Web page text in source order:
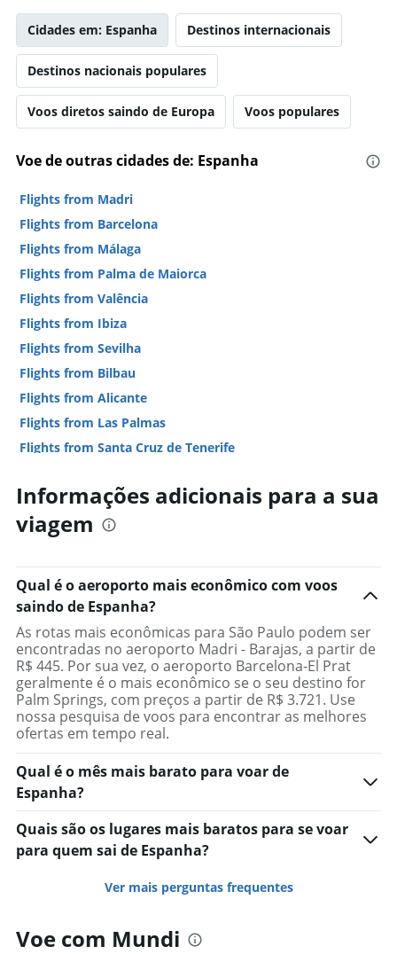
Cidades em: Espanha Destinos internacionais
Destinos nacionais populares
Voos diretos saindo de Europa Voos populares
Voe de outras cidades de: Espanha
Flights from Madri
Flights from Barcelona
Flights from Málaga
Flights from Palma de Maiorca
Flights from Valência
Flights from Ibiza
Flights from Sevilha
Flights from Bilbau
Flights from Alicante
Flights from Las Palmas
Flights from Santa Cruz de Tenerife
Informações adicionais para a sua
viagem
Qual é o aeroporto mais econômico com voos
saindo de Espanha?
As rotas mais econômicas para São Paulo podem ser
encontradas no aeroporto Madri - Barajas, a partir de
R$ 445. Por sua vez, o aeroporto Barcelona-El Prat
geralmente é o mais econômico se o seu destino for
Palm Springs, com preços a partir de R$ 3.721. Use
nossa pesquisa de voos para encontrar as melhores
ofertas em tempo real.
Qual é o mês mais barato para voar de
Espanha?
Quais são os lugares mais baratos para se voar
para quem sai de Espanha?
Ver mais perguntas frequentes
Voe com Mundi